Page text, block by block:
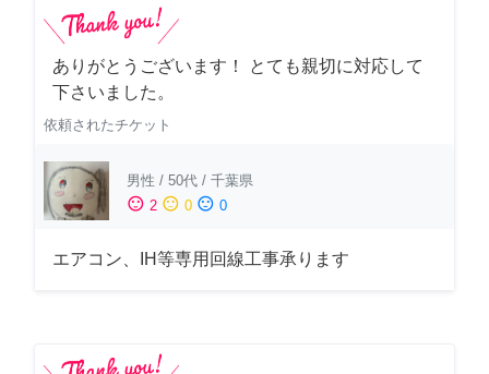
ありがとうございます！ とても親切に対応して
下さいました。
依頼されたチケット
男性 / 50代 / 千葉県
sentiment_satisfied 2 sentiment_neutral 0 sentiment_dissatisfied 0
エアコン、IH等専用回線工事承ります